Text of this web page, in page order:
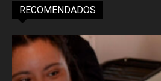
RECOMENDADOS